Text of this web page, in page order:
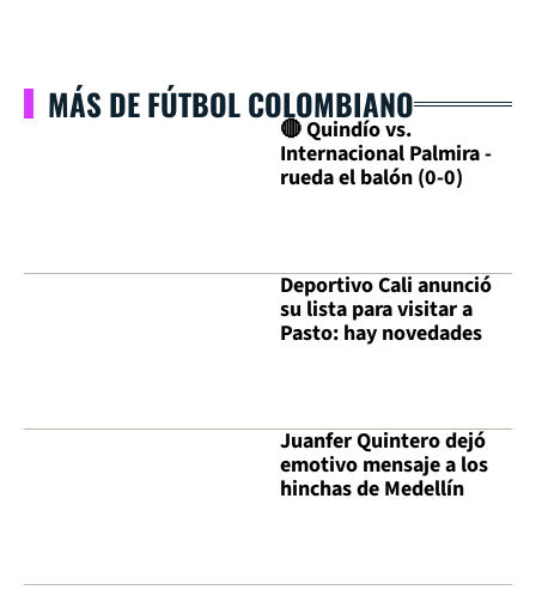
MÁS DE FÚTBOL COLOMBIANO
🔴 Quindío vs.
Internacional Palmira -
rueda el balón (0-0)
Deportivo Cali anunció
su lista para visitar a
Pasto: hay novedades
Juanfer Quintero dejó
emotivo mensaje a los
hinchas de Medellín